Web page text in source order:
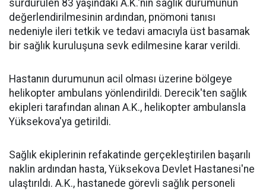
sürdürülen 83 yaşındaki A.K.'nin sağlık durumunun
değerlendirilmesinin ardından, pnömoni tanısı
nedeniyle ileri tetkik ve tedavi amacıyla üst basamak
bir sağlık kuruluşuna sevk edilmesine karar verildi.
Hastanın durumunun acil olması üzerine bölgeye
helikopter ambulans yönlendirildi. Derecik'ten sağlık
ekipleri tarafından alınan A.K., helikopter ambulansla
Yüksekova'ya getirildi.
Sağlık ekiplerinin refakatinde gerçekleştirilen başarılı
naklin ardından hasta, Yüksekova Devlet Hastanesi'ne
ulaştırıldı. A.K., hastanede görevli sağlık personeli